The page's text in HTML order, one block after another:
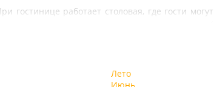
гостинице работает столовая, где гости могут
предусмотрена аренда горнолыжного снаряжения,
Лето